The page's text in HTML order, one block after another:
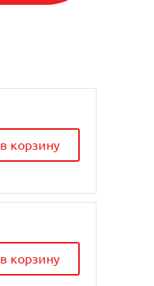
в корзину
в корзину